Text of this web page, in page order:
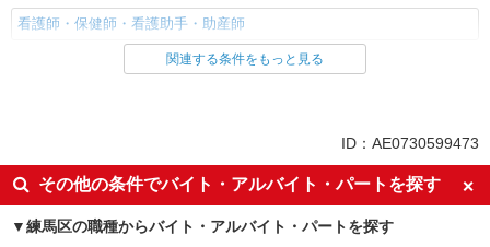
看護師・保健師・看護助手・助産師
同じ雇用形態から江古田駅の求人を探す
入社日応相談
未経験歓迎
経験者・有資格者歓迎
新卒・第二新卒歓迎
女性活躍中
主婦・主夫歓迎
関連する条件をもっと見る
ID：AE0730599473
その他の条件でバイト・アルバイト・パートを探す
練馬区の職種からバイト・アルバイト・パートを探す